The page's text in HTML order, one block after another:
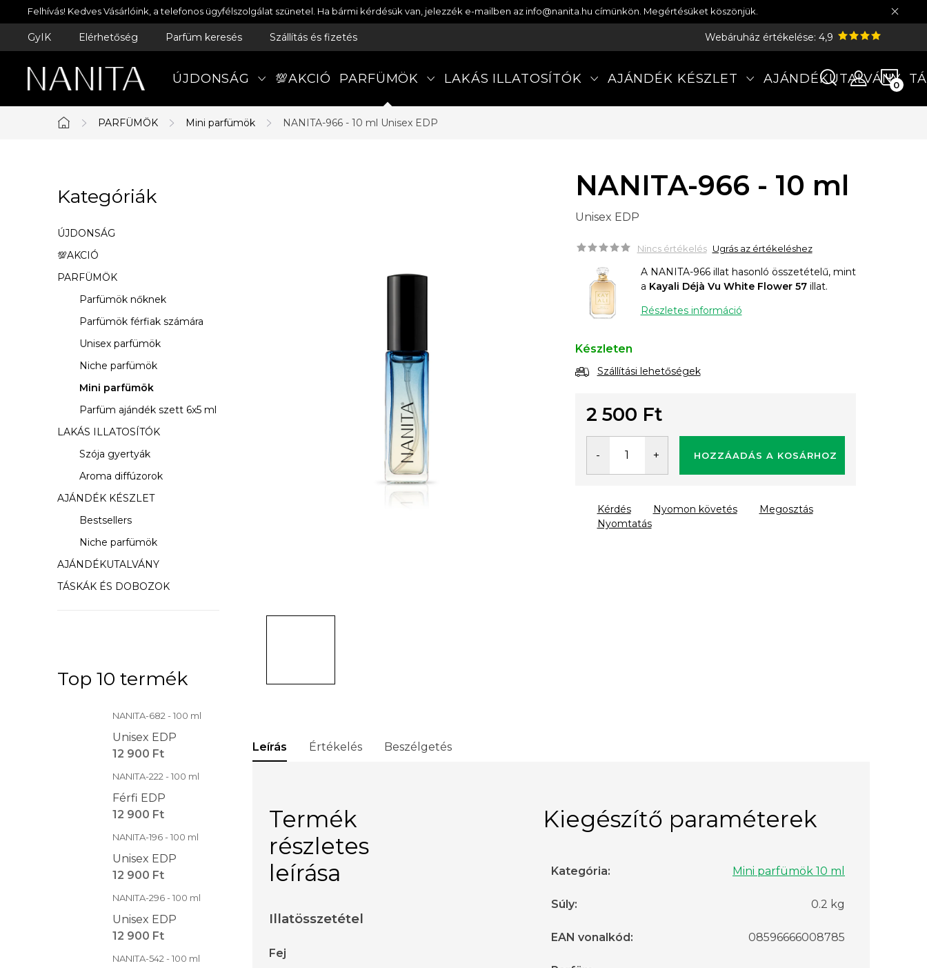
Ugrás
a
Felhívás! Kedves Vásárlóink, a telefonos ügyfélszolgálat szünetel. Ha bármi kérdésük van, jelezzék e-mailben az info@nanita.hu címünkön. Megértésüket köszönjük.
GyIK Elérhetőség Parfüm keresés Szállítás és fizetés Webáruház értékelése: 4,9
ÚJDONSÁG 💯AKCIÓ PARFÜMÖK LAKÁS ILLATOSÍTÓK AJÁNDÉK KÉSZLET AJÁNDÉKUTALVÁNY
Kezdőlap
PARFÜMÖK Mini parfümök NANITA-966 - 10 ml Unisex EDP
l
d
a
l
n
Kategóriák
átugrása
Kategóriák
ÚJDONSÁG
💯AKCIÓ
PARFÜMÖK
Parfümök nőknek
Parfümök férfiak számára
Unisex parfümök
Niche parfümök
Mini parfümök
Parfüm ajándék szett 6x5 ml
LAKÁS ILLATOSÍTÓK
Szója gyertyák
Aroma diffúzorok
AJÁNDÉK KÉSZLET
Bestsellers
Niche parfümök
AJÁNDÉKUTALVÁNY
TÁSKÁK ÉS DOBOZOK
Top 10 termék
NANITA-682 - 100 ml
Unisex EDP
12 900 Ft
NANITA-222 - 100 ml
Férfi EDP
12 900 Ft
NANITA-196 - 100 ml
Unisex EDP
12 900 Ft
NANITA-296 - 100 ml
Unisex EDP
12 900 Ft
NANITA-542 - 100 ml
NANITA-966 - 10 ml
Unisex EDP
Nincs értékelés Ugrás az értékeléshez
A NANITA-966 illat hasonló összetételű, mint
a Kayali Déjà Vu White Flower 57illat.
Részletes információ
Készleten
Szállítási lehetőségek
2 500 Ft
HOZZÁADÁS A KOSÁRHOZ
Nyomtatás
Kérdés Nyomon követés Megosztás
Leírás Értékelés Beszélgetés
Termék
részletes
leírása
Illatösszetétel
Fej
Kiegészítő paraméterek
Kategória: Mini parfümök 10 ml
Súly: 0.2 kg
EAN vonalkód : 08596666008785